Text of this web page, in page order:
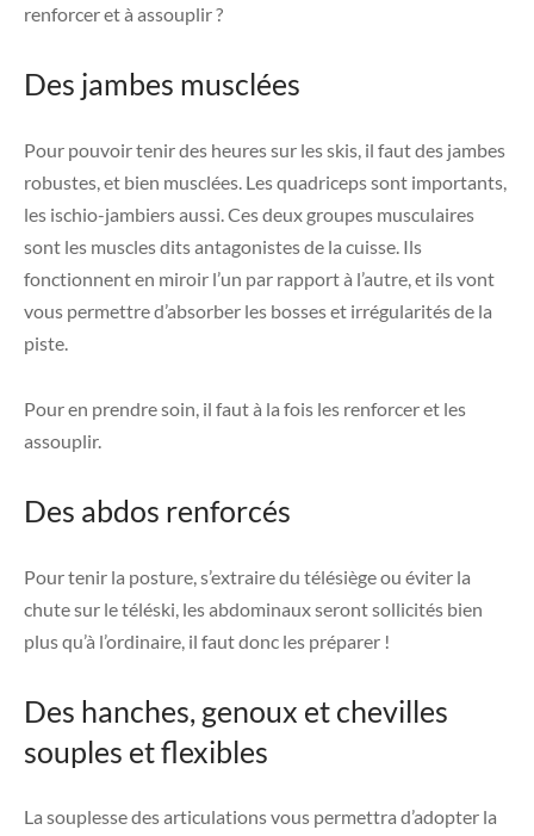
renforcer et à assouplir ?
Des jambes musclées
Pour pouvoir tenir des heures sur les skis, il faut des jambes
robustes, et bien musclées. Les quadriceps sont importants,
les ischio-jambiers aussi. Ces deux groupes musculaires
sont les muscles dits antagonistes de la cuisse. Ils
fonctionnent en miroir l’un par rapport à l’autre, et ils vont
vous permettre d’absorber les bosses et irrégularités de la
piste.
Pour en prendre soin, il faut à la fois les renforcer et les
assouplir.
Des abdos renforcés
Pour tenir la posture, s’extraire du télésiège ou éviter la
chute sur le téléski, les abdominaux seront sollicités bien
plus qu’à l’ordinaire, il faut donc les préparer !
Des hanches, genoux et chevilles
souples et flexibles
La souplesse des articulations vous permettra d’adopter la